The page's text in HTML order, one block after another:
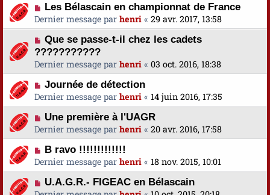
Les Bélascain en championnat de France
Dernier message par henri « 29 avr. 2017, 13:58
Que se passe-t-il chez les cadets
???????????
Dernier message par henri « 03 oct. 2016, 18:38
Journée de détection
Dernier message par henri « 14 juin 2016, 17:35
Une première à l'UAGR
Dernier message par henri « 20 avr. 2016, 17:58
B ravo !!!!!!!!!!!!!
Dernier message par henri « 18 nov. 2015, 10:01
U.A.G.R.- FIGEAC en Bélascain